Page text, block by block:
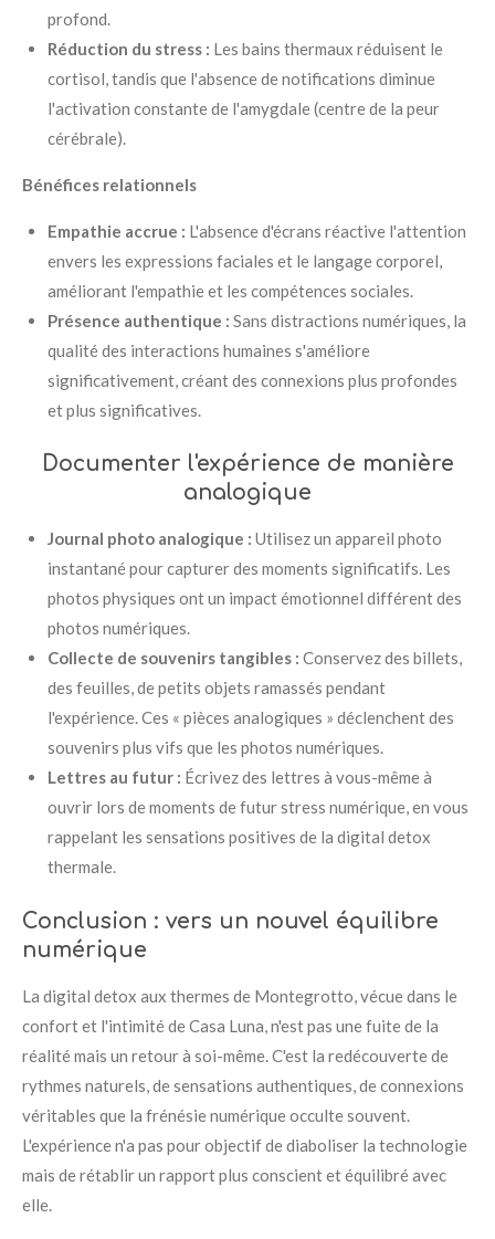
profond.
Réduction du stress : Les bains thermaux réduisent le
cortisol, tandis que l'absence de notifications diminue
l'activation constante de l'amygdale (centre de la peur
cérébrale).
Bénéfices relationnels
Empathie accrue : L'absence d'écrans réactive l'attention
envers les expressions faciales et le langage corporel,
améliorant l'empathie et les compétences sociales.
Présence authentique : Sans distractions numériques, la
qualité des interactions humaines s'améliore
significativement, créant des connexions plus profondes
et plus significatives.
Documenter l'expérience de manière
analogique
Journal photo analogique : Utilisez un appareil photo
instantané pour capturer des moments significatifs. Les
photos physiques ont un impact émotionnel différent des
photos numériques.
Collecte de souvenirs tangibles : Conservez des billets,
des feuilles, de petits objets ramassés pendant
l'expérience. Ces « pièces analogiques » déclenchent des
souvenirs plus vifs que les photos numériques.
Lettres au futur : Écrivez des lettres à vous-même à
ouvrir lors de moments de futur stress numérique, en vous
rappelant les sensations positives de la digital detox
thermale.
Conclusion : vers un nouvel équilibre
numérique
La digital detox aux thermes de Montegrotto, vécue dans le
confort et l'intimité de Casa Luna, n'est pas une fuite de la
réalité mais un retour à soi-même. C'est la redécouverte de
rythmes naturels, de sensations authentiques, de connexions
véritables que la frénésie numérique occulte souvent.
L'expérience n'a pas pour objectif de diaboliser la technologie
mais de rétablir un rapport plus conscient et équilibré avec
elle.